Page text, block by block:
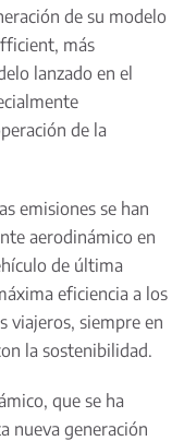
de su modelo
más
lanzado en el
de la
emisiones se han
aerodinámico en
de última
eficiencia a los
viajeros, siempre en
la sostenibilidad.
que se ha
nueva generación